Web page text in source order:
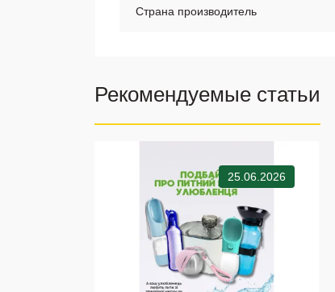
Страна производитель
Рекомендуемые статьи
25.06.2026